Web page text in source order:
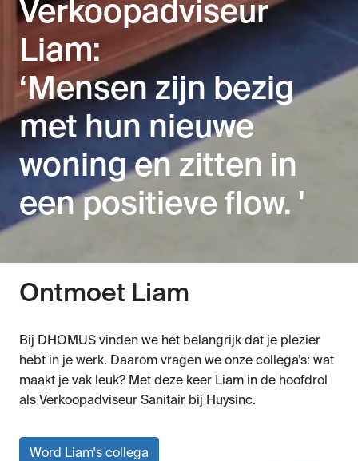
Verkoopadviseur
Liam:
‘Mensen zijn bezig
met hun nieuwe
woning en zitten in
een positieve flow. '
Ontmoet Liam
Bij DHOMUS vinden we het belangrijk dat je plezier
hebt in je werk. Daarom vragen we onze collega’s: wat
maakt je vak leuk? Met deze keer Liam in de hoofdrol
als Verkoopadviseur Sanitair bij Huysinc.
Word Liam's collega